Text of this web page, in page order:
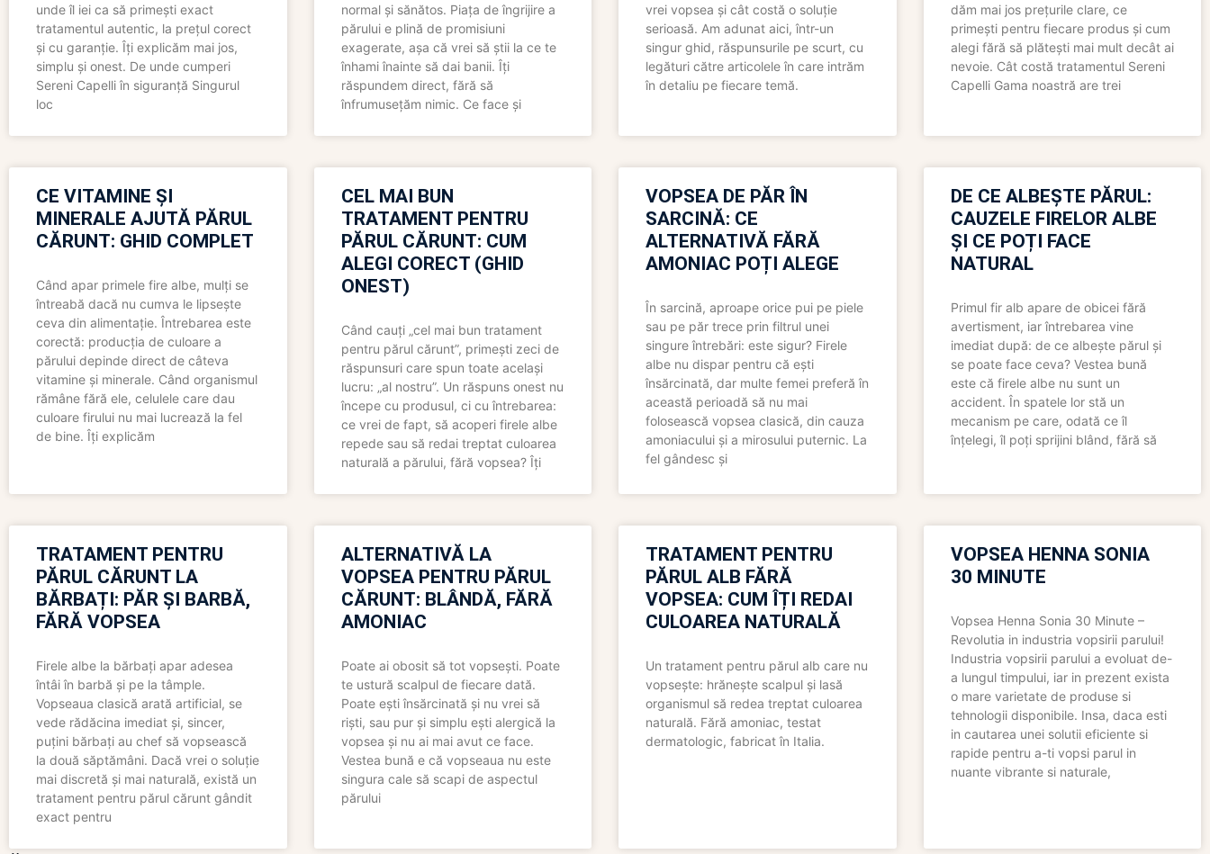
unde îl iei ca să primești exact
tratamentul autentic, la prețul corect
și cu garanție. Îți explicăm mai jos,
simplu și onest. De unde cumperi
Sereni Capelli în siguranță Singurul
loc
normal și sănătos. Piața de îngrijire a
părului e plină de promisiuni
exagerate, așa că vrei să știi la ce te
înhami înainte să dai banii. Îți
răspundem direct, fără să
înfrumusețăm nimic. Ce face și
vrei vopsea și cât costă o soluție
serioasă. Am adunat aici, într-un
singur ghid, răspunsurile pe scurt, cu
legături către articolele în care intrăm
în detaliu pe fiecare temă.
dăm mai jos prețurile clare, ce
primești pentru fiecare produs și cum
alegi fără să plătești mai mult decât ai
nevoie. Cât costă tratamentul Sereni
Capelli Gama noastră are trei
CE VITAMINE ȘI
MINERALE AJUTĂ PĂRUL
CĂRUNT: GHID COMPLET
Când apar primele fire albe, mulți se
întreabă dacă nu cumva le lipsește
ceva din alimentație. Întrebarea este
corectă: producția de culoare a
părului depinde direct de câteva
vitamine și minerale. Când organismul
rămâne fără ele, celulele care dau
culoare firului nu mai lucrează la fel
de bine. Îți explicăm
CEL MAI BUN
TRATAMENT PENTRU
PĂRUL CĂRUNT: CUM
ALEGI CORECT (GHID
ONEST)
Când cauți „cel mai bun tratament
pentru părul cărunt”, primești zeci de
răspunsuri care spun toate același
lucru: „al nostru”. Un răspuns onest nu
începe cu produsul, ci cu întrebarea:
ce vrei de fapt, să acoperi firele albe
repede sau să redai treptat culoarea
naturală a părului, fără vopsea? Îți
VOPSEA DE PĂR ÎN
SARCINĂ: CE
ALTERNATIVĂ FĂRĂ
AMONIAC POȚI ALEGE
În sarcină, aproape orice pui pe piele
sau pe păr trece prin filtrul unei
singure întrebări: este sigur? Firele
albe nu dispar pentru că ești
însărcinată, dar multe femei preferă în
această perioadă să nu mai
folosească vopsea clasică, din cauza
amoniacului și a mirosului puternic. La
fel gândesc și
DE CE ALBEȘTE PĂRUL:
CAUZELE FIRELOR ALBE
ȘI CE POȚI FACE
NATURAL
Primul fir alb apare de obicei fără
avertisment, iar întrebarea vine
imediat după: de ce albește părul și
se poate face ceva? Vestea bună
este că firele albe nu sunt un
accident. În spatele lor stă un
mecanism pe care, odată ce îl
înțelegi, îl poți sprijini blând, fără să
TRATAMENT PENTRU
PĂRUL CĂRUNT LA
BĂRBAȚI: PĂR ȘI BARBĂ,
FĂRĂ VOPSEA
Firele albe la bărbați apar adesea
întâi în barbă și pe la tâmple.
Vopseaua clasică arată artificial, se
vede rădăcina imediat și, sincer,
puțini bărbați au chef să vopsească
la două săptămâni. Dacă vrei o soluție
mai discretă și mai naturală, există un
tratament pentru părul cărunt gândit
exact pentru
ALTERNATIVĂ LA
VOPSEA PENTRU PĂRUL
CĂRUNT: BLÂNDĂ, FĂRĂ
AMONIAC
Poate ai obosit să tot vopsești. Poate
te ustură scalpul de fiecare dată.
Poate ești însărcinată și nu vrei să
riști, sau pur și simplu ești alergică la
vopsea și nu ai mai avut ce face.
Vestea bună e că vopseaua nu este
singura cale să scapi de aspectul
părului
TRATAMENT PENTRU
PĂRUL ALB FĂRĂ
VOPSEA: CUM ÎȚI REDAI
CULOAREA NATURALĂ
Un tratament pentru părul alb care nu
vopsește: hrănește scalpul și lasă
organismul să redea treptat culoarea
naturală. Fără amoniac, testat
dermatologic, fabricat în Italia.
VOPSEA HENNA SONIA
30 MINUTE
Vopsea Henna Sonia 30 Minute –
Revolutia in industria vopsirii parului!
Industria vopsirii parului a evoluat de-
a lungul timpului, iar in prezent exista
o mare varietate de produse si
tehnologii disponibile. Insa, daca esti
in cautarea unei solutii eficiente si
rapide pentru a-ti vopsi parul in
nuante vibrante si naturale,